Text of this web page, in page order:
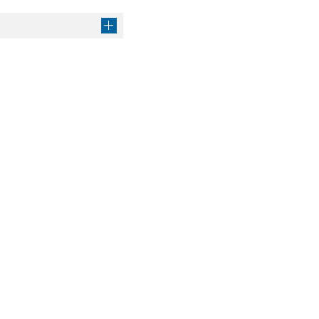
Obtener capítulo